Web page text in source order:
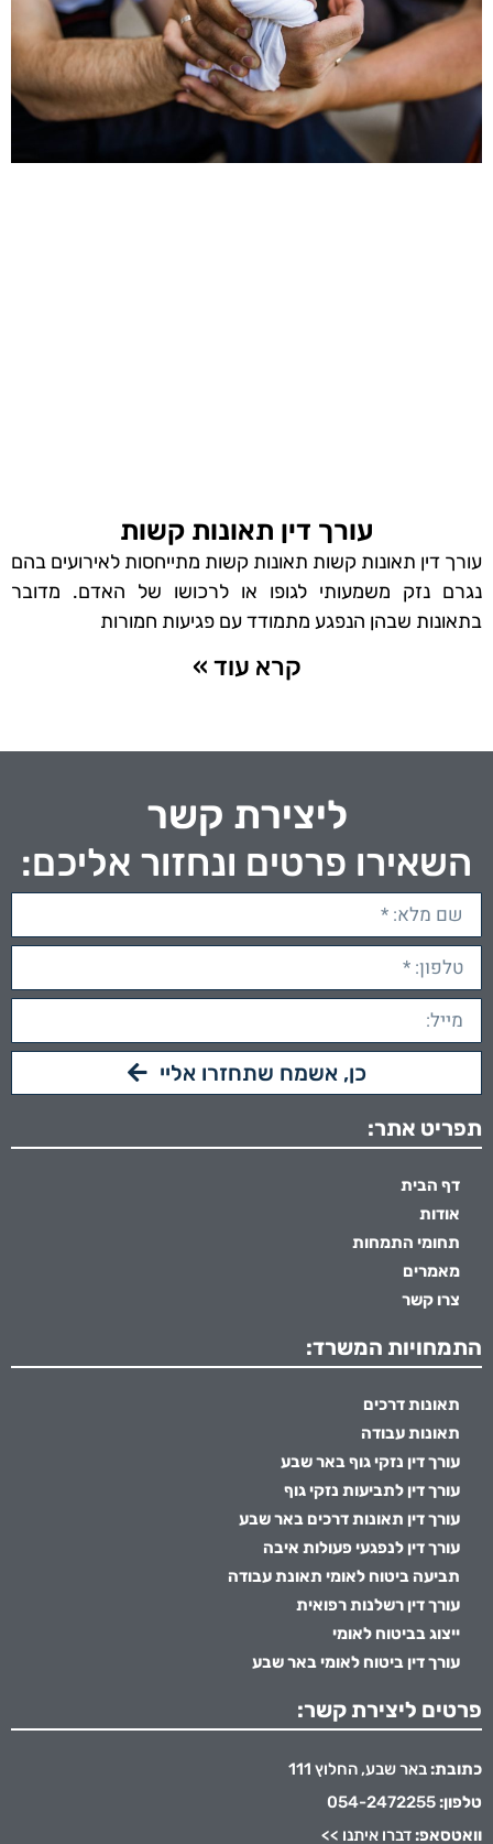
עורך דין תאונות קשות
עורך דין תאונות קשות תאונות קשות מתייחסות לאירועים בהם
נגרם נזק משמעותי לגופו או לרכושו של האדם. מדובר
בתאונות שבהן הנפגע מתמודד עם פגיעות חמורות
קרא עוד »
ליצירת קשר
השאירו פרטים ונחזור אליכם:
כן, אשמח שתחזרו אליי
תפריט אתר:
דף הבית
אודות
תחומי התמחות
מאמרים
צרו קשר
התמחויות המשרד:
תאונות דרכים
תאונות עבודה
עורך דין נזקי גוף באר שבע
עורך דין לתביעות נזקי גוף
עורך דין תאונות דרכים באר שבע
עורך דין לנפגעי פעולות איבה
תביעה ביטוח לאומי תאונת עבודה
עורך דין רשלנות רפואית
ייצוג בביטוח לאומי
עורך דין ביטוח לאומי באר שבע
פרטים ליצירת קשר:
כתובת:באר שבע, החלוץ 111
טלפון:054-2472255
וואטסאפ:דברו איתנו >>